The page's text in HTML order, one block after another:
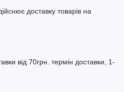
доставку товарів на
від 70грн. термін доставки, 1-